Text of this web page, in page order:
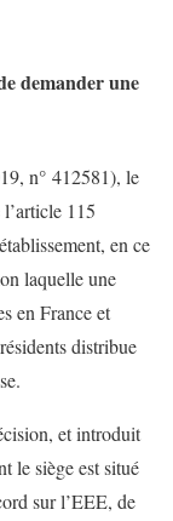
demander une
n° 412581), le
115
en ce
laquelle une
en France et
distribue
et introduit
le siège est situé
sur l’EEE, de